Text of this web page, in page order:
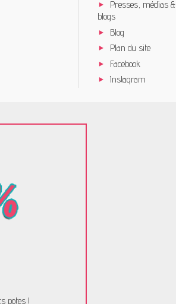
Presses, médias &
blogs
Blog
Plan du site
Facebook
Instagram
potes !